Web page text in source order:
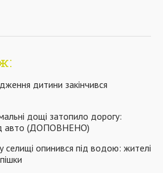
дитини закінчився
дощі затопило дорогу:
авто (ДОПОВНЕНО)
селищі опинився під водою: жителі